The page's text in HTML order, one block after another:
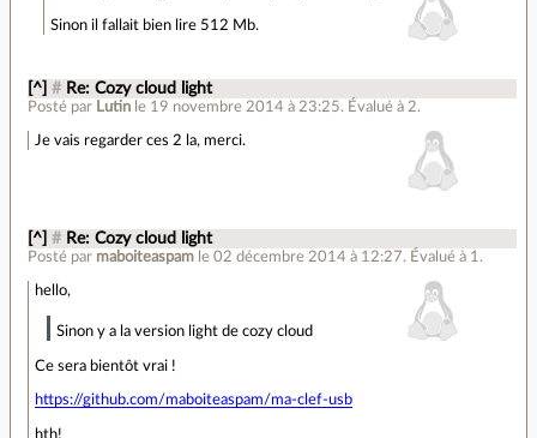
Sinon il fallait bien lire 512 Mb.
[^] # Re: Cozy cloud light
Posté par Lutin le 19 novembre 2014 à 23:25. Évalué à 2.
Je vais regarder ces 2 la, merci.
[^] # Re: Cozy cloud light
Posté par maboiteaspam le 02 décembre 2014 à 12:27. Évalué à 1 .
hello,
Sinon y a la version light de cozy cloud
Ce sera bientôt vrai !
https://github.com/maboiteaspam/ma-clef-usb
hth!